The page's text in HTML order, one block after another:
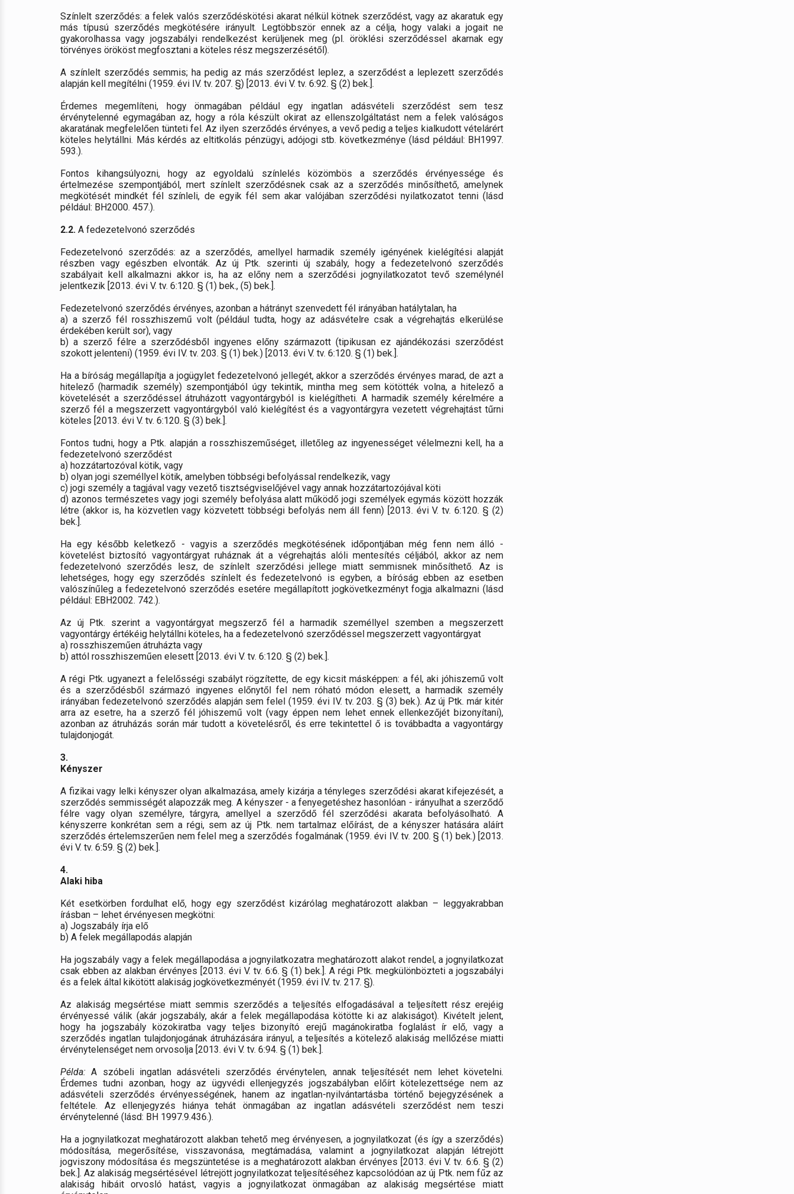
Színlelt szerződés: a felek valós szerződéskötési akarat nélkül kötnek szerződést, vagy az akaratuk egy
más típusú szerződés megkötésére irányult. Legtöbbször ennek az a célja, hogy valaki a jogait ne
gyakorolhassa vagy jogszabályi rendelkezést kerüljenek meg (pl. öröklési szerződéssel akarnak egy
törvényes örököst megfosztani a köteles rész megszerzésétől).
A színlelt szerződés semmis; ha pedig az más szerződést leplez, a szerződést a leplezett szerződés
alapján kell megítélni (1959. évi IV. tv. 207. §) [2013. évi V. tv. 6:92. § (2) bek.].
Érdemes megemlíteni, hogy önmagában például egy ingatlan adásvételi szerződést sem tesz
érvénytelenné egymagában az, hogy a róla készült okirat az ellenszolgáltatást nem a felek valóságos
akaratának megfelelően tünteti fel. Az ilyen szerződés érvényes, a vevő pedig a teljes kialkudott vételárért
köteles helytállni. Más kérdés az eltitkolás pénzügyi, adójogi stb. következménye (lásd például: BH1997.
593.).
Fontos kihangsúlyozni, hogy az egyoldalú színlelés közömbös a szerződés érvényessége és
értelmezése szempontjából, mert színlelt szerződésnek csak az a szerződés minősíthető, amelynek
megkötését mindkét fél színleli, de egyik fél sem akar valójában szerződési nyilatkozatot tenni (lásd
például: BH2000. 457.).
2.2. A fedezetelvonó szerződés
Fedezetelvonó szerződés: az a szerződés, amellyel harmadik személy igényének kielégítési alapját
részben vagy egészben elvonták. Az új Ptk. szerinti új szabály, hogy a fedezetelvonó szerződés
szabályait kell alkalmazni akkor is, ha az előny nem a szerződési jognyilatkozatot tevő személynél
jelentkezik [2013. évi V. tv. 6:120. § (1) bek., (5) bek.].
Fedezetelvonó szerződés érvényes, azonban a hátrányt szenvedett fél irányában hatálytalan, ha
a) a szerző fél rosszhiszemű volt (például tudta, hogy az adásvételre csak a végrehajtás elkerülése
érdekében került sor), vagy
b) a szerző félre a szerződésből ingyenes előny származott (tipikusan ez ajándékozási szerződést
szokott jelenteni) (1959. évi IV. tv. 203. § (1) bek.) [2013. évi V. tv. 6:120. § (1) bek.].
Ha a bíróság megállapítja a jogügylet fedezetelvonó jellegét, akkor a szerződés érvényes marad, de azt a
hitelező (harmadik személy) szempontjából úgy tekintik, mintha meg sem kötötték volna, a hitelező a
követelését a szerződéssel átruházott vagyontárgyból is kielégítheti. A harmadik személy kérelmére a
szerző fél a megszerzett vagyontárgyból való kielégítést és a vagyontárgyra vezetett végrehajtást tűrni
köteles [2013. évi V. tv. 6:120. § (3) bek.].
Fontos tudni, hogy a Ptk. alapján a rosszhiszeműséget, illetőleg az ingyenességet vélelmezni kell, ha a
fedezetelvonó szerződést
a) hozzátartozóval kötik, vagy
b) olyan jogi személlyel kötik, amelyben többségi befolyással rendelkezik, vagy
c) jogi személy a tagjával vagy vezető tisztségviselőjével vagy annak hozzátartozójával köti
d) azonos természetes vagy jogi személy befolyása alatt működő jogi személyek egymás között hozzák
létre (akkor is, ha közvetlen vagy közvetett többségi befolyás nem áll fenn) [2013. évi V. tv. 6:120. § (2)
bek.].
Ha egy később keletkező - vagyis a szerződés megkötésének időpontjában még fenn nem álló -
követelést biztosító vagyontárgyat ruháznak át a végrehajtás alóli mentesítés céljából, akkor az nem
fedezetelvonó szerződés lesz, de színlelt szerződési jellege miatt semmisnek minősíthető. Az is
lehetséges, hogy egy szerződés színlelt és fedezetelvonó is egyben, a bíróság ebben az esetben
valószínűleg a fedezetelvonó szerződés esetére megállapított jogkövetkezményt fogja alkalmazni (lásd
például: EBH2002. 742.).
Az új Ptk. szerint a vagyontárgyat megszerző fél a harmadik személlyel szemben a megszerzett
vagyontárgy értékéig helytállni köteles, ha a fedezetelvonó szerződéssel megszerzett vagyontárgyat
a) rosszhiszeműen átruházta vagy
b) attól rosszhiszeműen elesett [2013. évi V. tv. 6:120. § (2) bek.].
A régi Ptk. ugyanezt a felelősségi szabályt rögzítette, de egy kicsit másképpen: a fél, aki jóhiszemű volt
és a szerződésből származó ingyenes előnytől fel nem róható módon elesett, a harmadik személy
irányában fedezetelvonó szerződés alapján sem felel (1959. évi IV. tv. 203. § (3) bek.). Az új Ptk. már kitér
arra az esetre, ha a szerző fél jóhiszemű volt (vagy éppen nem lehet ennek ellenkezőjét bizonyítani),
azonban az átruházás során már tudott a követelésről, és erre tekintettel ő is továbbadta a vagyontárgy
tulajdonjogát.
3.
Kényszer
A fizikai vagy lelki kényszer olyan alkalmazása, amely kizárja a tényleges szerződési akarat kifejezését, a
szerződés semmisségét alapozzák meg. A kényszer - a fenyegetéshez hasonlóan - irányulhat a szerződő
félre vagy olyan személyre, tárgyra, amellyel a szerződő fél szerződési akarata befolyásolható. A
kényszerre konkrétan sem a régi, sem az új Ptk. nem tartalmaz előírást, de a kényszer hatására aláírt
szerződés értelemszerűen nem felel meg a szerződés fogalmának (1959. évi IV. tv. 200. § (1) bek.) [2013.
évi V. tv. 6:59. § (2) bek.].
4.
Alaki hiba
Két esetkörben fordulhat elő, hogy egy szerződést kizárólag meghatározott alakban – leggyakrabban
írásban – lehet érvényesen megkötni:
a) Jogszabály írja elő
b) A felek megállapodás alapján
Ha jogszabály vagy a felek megállapodása a jognyilatkozatra meghatározott alakot rendel, a jognyilatkozat
csak ebben az alakban érvényes [2013. évi V. tv. 6:6. § (1) bek.]. A régi Ptk. megkülönbözteti a jogszabályi
és a felek által kikötött alakiság jogkövetkezményét (1959. évi IV. tv. 217. §).
Az alakiság megsértése miatt semmis szerződés a teljesítés elfogadásával a teljesített rész erejéig
érvényessé válik (akár jogszabály, akár a felek megállapodása kötötte ki az alakiságot). Kivételt jelent,
hogy ha jogszabály közokiratba vagy teljes bizonyító erejű magánokiratba foglalást ír elő, vagy a
szerződés ingatlan tulajdonjogának átruházására irányul, a teljesítés a kötelező alakiság mellőzése miatti
érvénytelenséget nem orvosolja [2013. évi V. tv. 6:94. § (1) bek.].
Példa:A szóbeli ingatlan adásvételi szerződés érvénytelen, annak teljesítését nem lehet követelni.
Érdemes tudni azonban, hogy az ügyvédi ellenjegyzés jogszabályban előírt kötelezettsége nem az
adásvételi szerződés érvényességének, hanem az ingatlan-nyilvántartásba történő bejegyzésének a
feltétele. Az ellenjegyzés hiánya tehát önmagában az ingatlan adásvételi szerződést nem teszi
érvénytelenné (lásd: BH 1997.9.436.).
Ha a jognyilatkozat meghatározott alakban tehető meg érvényesen, a jognyilatkozat (és így a szerződés)
módosítása, megerősítése, visszavonása, megtámadása, valamint a jognyilatkozat alapján létrejött
jogviszony módosítása és megszüntetése is a meghatározott alakban érvényes [2013. évi V. tv. 6:6. § (2)
bek.]. Az alakiság megsértésével létrejött jognyilatkozat teljesítéséhez kapcsolódóan az új Ptk. nem fűz az
alakiság hibáit orvosló hatást, vagyis a jognyilatkozat önmagában az alakiság megsértése miatt